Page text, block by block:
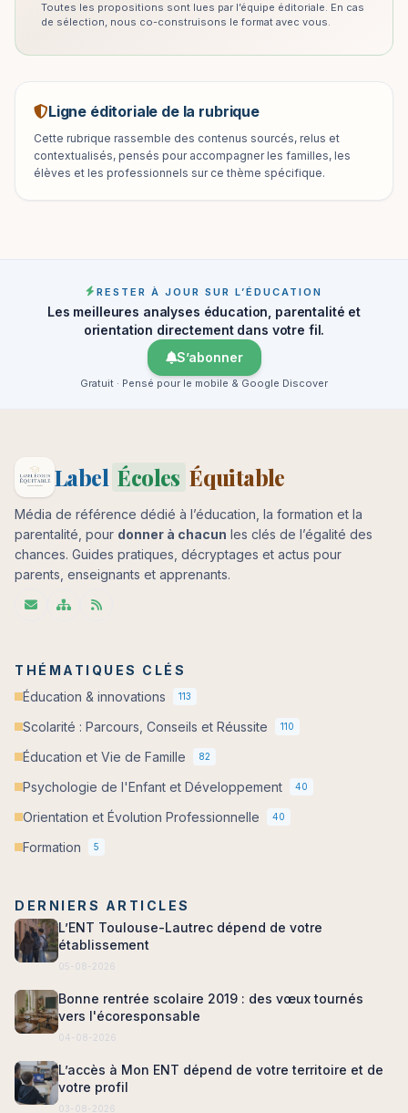
Toutes les propositions sont lues par l’équipe éditoriale. En cas
de sélection, nous co-construisons le format avec vous.
Ligne éditoriale de la rubrique
Cette rubrique rassemble des contenus sourcés, relus et
contextualisés, pensés pour accompagner les familles, les
élèves et les professionnels sur ce thème spécifique.
RESTER À JOUR SUR L’ÉDUCATION
Les meilleures analyses éducation, parentalité et
orientation directement dans votre fil.
S’abonner
Gratuit · Pensé pour le mobile & Google Discover
Label Écoles Équitable
Média de référence dédié à l’éducation, la formation et la
parentalité, pour donner à chacun les clés de l’égalité des
chances. Guides pratiques, décryptages et actus pour
parents, enseignants et apprenants.
THÉMATIQUES CLÉS
Éducation & innovations
113
Scolarité : Parcours, Conseils et Réussite 110
Éducation et Vie de Famille 82
Psychologie de l'Enfant et Développement 40
Orientation et Évolution Professionnelle 40
Formation 5
DERNIERS ARTICLES
L’ENT Toulouse-Lautrec dépend de votre
établissement
05-08-2026
Bonne rentrée scolaire 2019 : des vœux tournés
vers l'écoresponsable
04-08-2026
L’accès à Mon ENT dépend de votre territoire et de
votre profil
03-08-2026